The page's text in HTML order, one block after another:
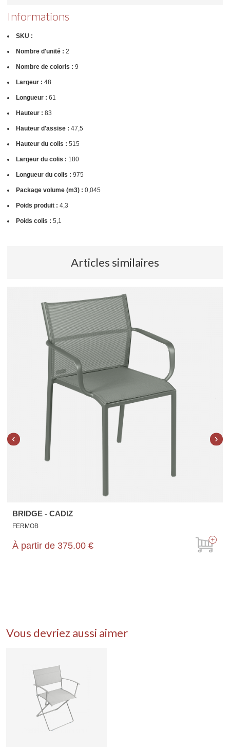
Informations
SKU :
Nombre d'unité : 2
Nombre de coloris : 9
Largeur : 48
Longueur : 61
Hauteur : 83
Hauteur d'assise : 47,5
Hauteur du colis : 515
Largeur du colis : 180
Longueur du colis : 975
Package volume (m3) : 0,045
Poids produit : 4,3
Poids colis : 5,1
Articles similaires
BRIDGE - CADIZ
FERMOB
À partir de 375.00 €
‹ ›
Vous devriez aussi aimer